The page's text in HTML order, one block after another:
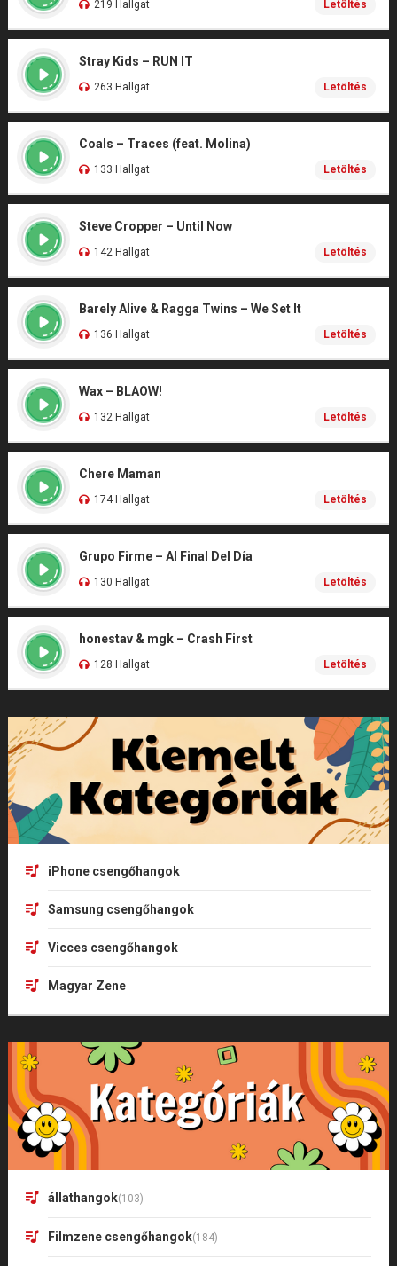
219 Hallgat Letöltés
Stray Kids – RUN IT
263 Hallgat Letöltés
Coals – Traces (feat. Molina)
133 Hallgat Letöltés
Steve Cropper – Until Now
142 Hallgat Letöltés
Barely Alive & Ragga Twins – We Set It
136 Hallgat Letöltés
Wax – BLAOW!
132 Hallgat Letöltés
Chere Maman
174 Hallgat Letöltés
Grupo Firme – Al Final Del Día
130 Hallgat Letöltés
honestav & mgk – Crash First
128 Hallgat Letöltés
iPhone csengőhangok
Samsung csengőhangok
Vicces csengőhangok
Magyar Zene
állathangok(103)
Filmzene csengőhangok(184)